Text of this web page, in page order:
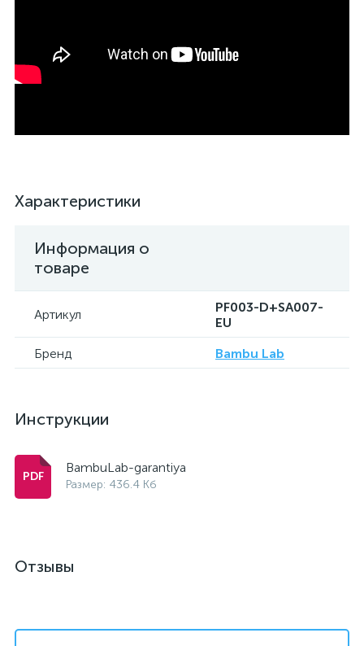
Характеристики
Информация о
товаре
Артикул
PF003-D+SA007-
EU
Бренд
Bambu Lab
Инструкции
BambuLab-garantiya
Размер: 436.4 Кб
Отзывы